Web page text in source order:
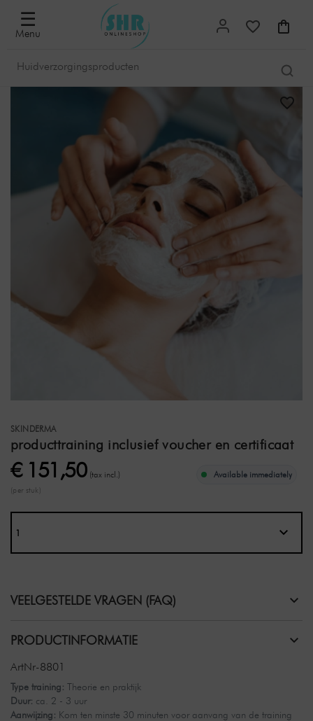
☰
Menu
SKINDERMA
producttraining inclusief voucher en certificaat
€ 151,50 (tax incl.)
(per stuk)
Available immediately
VEELGESTELDE VRAGEN (FAQ)
PRODUCTINFORMATIE
ArtNr-8801
Type training: Theorie en praktijk
Duur: ca. 2 - 3 uur
Aanwijzing: Kom ten minste 30 minuten voor aanvang van de training